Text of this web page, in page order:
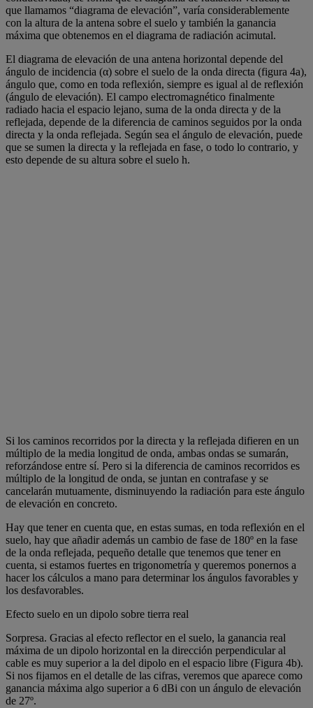
que llamamos “diagrama de elevación”, varía considerablemente
con la altura de la antena sobre el suelo y también la ganancia
máxima que obtenemos en el diagrama de radiación acimutal.
El diagrama de elevación de una antena horizontal depende del
ángulo de incidencia (α) sobre el suelo de la onda directa (figura 4a),
ángulo que, como en toda reflexión, siempre es igual al de reflexión
(ángulo de elevación). El campo electromagnético finalmente
radiado hacia el espacio lejano, suma de la onda directa y de la
reflejada, depende de la diferencia de caminos seguidos por la onda
directa y la onda reflejada. Según sea el ángulo de elevación, puede
que se sumen la directa y la reflejada en fase, o todo lo contrario, y
esto depende de su altura sobre el suelo h.
Si los caminos recorridos por la directa y la reflejada difieren en un
múltiplo de la media longitud de onda, ambas ondas se sumarán,
reforzándose entre sí. Pero si la diferencia de caminos recorridos es
múltiplo de la longitud de onda, se juntan en contrafase y se
cancelarán mutuamente, disminuyendo la radiación para este ángulo
de elevación en concreto.
Hay que tener en cuenta que, en estas sumas, en toda reflexión en el
suelo, hay que añadir además un cambio de fase de 180º en la fase
de la onda reflejada, pequeño detalle que tenemos que tener en
cuenta, si estamos fuertes en trigonometría y queremos ponernos a
hacer los cálculos a mano para determinar los ángulos favorables y
los desfavorables.
Efecto suelo en un dipolo sobre tierra real
Sorpresa. Gracias al efecto reflector en el suelo, la ganancia real
máxima de un dipolo horizontal en la dirección perpendicular al
cable es muy superior a la del dipolo en el espacio libre (Figura 4b).
Si nos fijamos en el detalle de las cifras, veremos que aparece como
ganancia máxima algo superior a 6 dBi con un ángulo de elevación
de 27º.